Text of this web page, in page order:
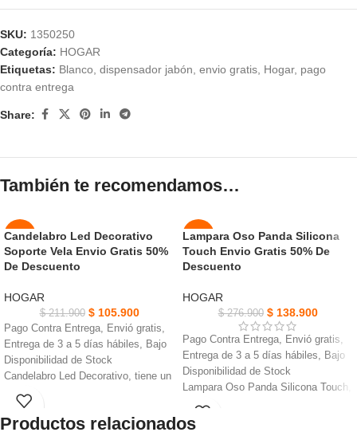
SKU: 1350250
Categoría: HOGAR
Etiquetas: Blanco, dispensador jabón, envio gratis, Hogar, pago
contra entrega
Share:
También te recomendamos…
-50%
NUEVO
Candelabro Led Decorativo
Soporte Vela Envio Gratis 50%
De Descuento
HOGAR
$211.900 $105.900
Pago Contra Entrega, Envió gratis,
Entrega de 3 a 5 días hábiles, Bajo
Disponibilidad de Stock
Candelabro Led Decorativo, tiene un
diseño abierto que imita una hoja o
una llama.
Es ideal para su uso en salones,
-50%
NUEVO
Lampara Oso Panda Silicona
Touch Envio Gratis 50% De
Descuento
HOGAR
$276.900 $138.900
Pago Contra Entrega, Envió gratis,
Entrega de 3 a 5 días hábiles, Bajo
Disponibilidad de Stock
Lampara Oso Panda Silicona Touch,
Materiales: Silicona suave y ABS,
seguros y no tóxicos.
Productos relacionados